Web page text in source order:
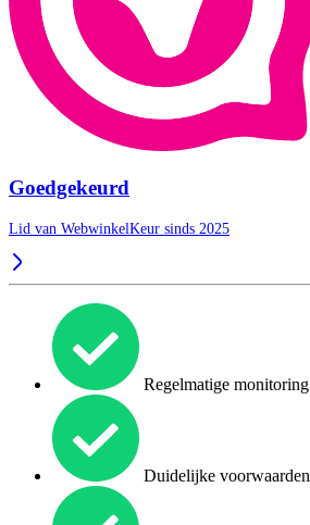
Goedgekeurd
Lid van WebwinkelKeur sinds 2025
Regelmatige monitoring
Duidelijke voorwaarden